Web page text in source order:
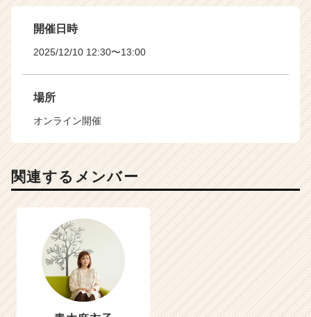
開催日時
2025/12/10 12:30〜13:00
場所
オンライン開催
関連するメンバー